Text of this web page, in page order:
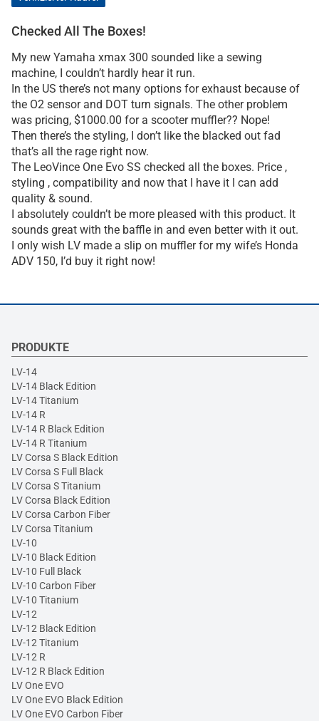
Checked All The Boxes!
My new Yamaha xmax 300 sounded like a sewing
machine, I couldn’t hardly hear it run.
In the US there’s not many options for exhaust because of
the O2 sensor and DOT turn signals. The other problem
was pricing, $1000.00 for a scooter muffler?? Nope!
Then there’s the styling, I don’t like the blacked out fad
that’s all the rage right now.
The LeoVince One Evo SS checked all the boxes. Price ,
styling , compatibility and now that I have it I can add
quality & sound.
I absolutely couldn’t be more pleased with this product. It
sounds great with the baffle in and even better with it out.
I only wish LV made a slip on muffler for my wife’s Honda
ADV 150, I’d buy it right now!
PRODUKTE
LV-14
LV-14 Black Edition
LV-14 Titanium
LV-14 R
LV-14 R Black Edition
LV-14 R Titanium
LV Corsa S Black Edition
LV Corsa S Full Black
LV Corsa S Titanium
LV Corsa Black Edition
LV Corsa Carbon Fiber
LV Corsa Titanium
LV-10
LV-10 Black Edition
LV-10 Full Black
LV-10 Carbon Fiber
LV-10 Titanium
LV-12
LV-12 Black Edition
LV-12 Titanium
LV-12 R
LV-12 R Black Edition
LV One EVO
LV One EVO Black Edition
LV One EVO Carbon Fiber